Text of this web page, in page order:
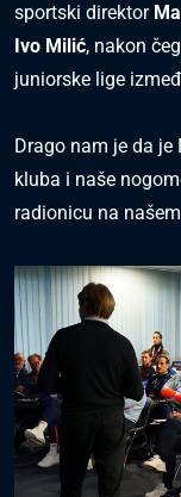
sportski direktor
Ivo Milić, nakon
juniorske lige
Drago nam je da je
kluba i naše
radionicu na